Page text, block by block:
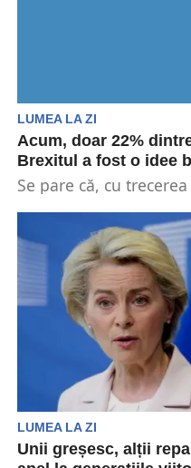
LUMEA LA ZI
Acum, doar 22%
Brexitul a fost o idee
Se pare că, cu
LUMEA LA ZI
Unii greșesc, alții